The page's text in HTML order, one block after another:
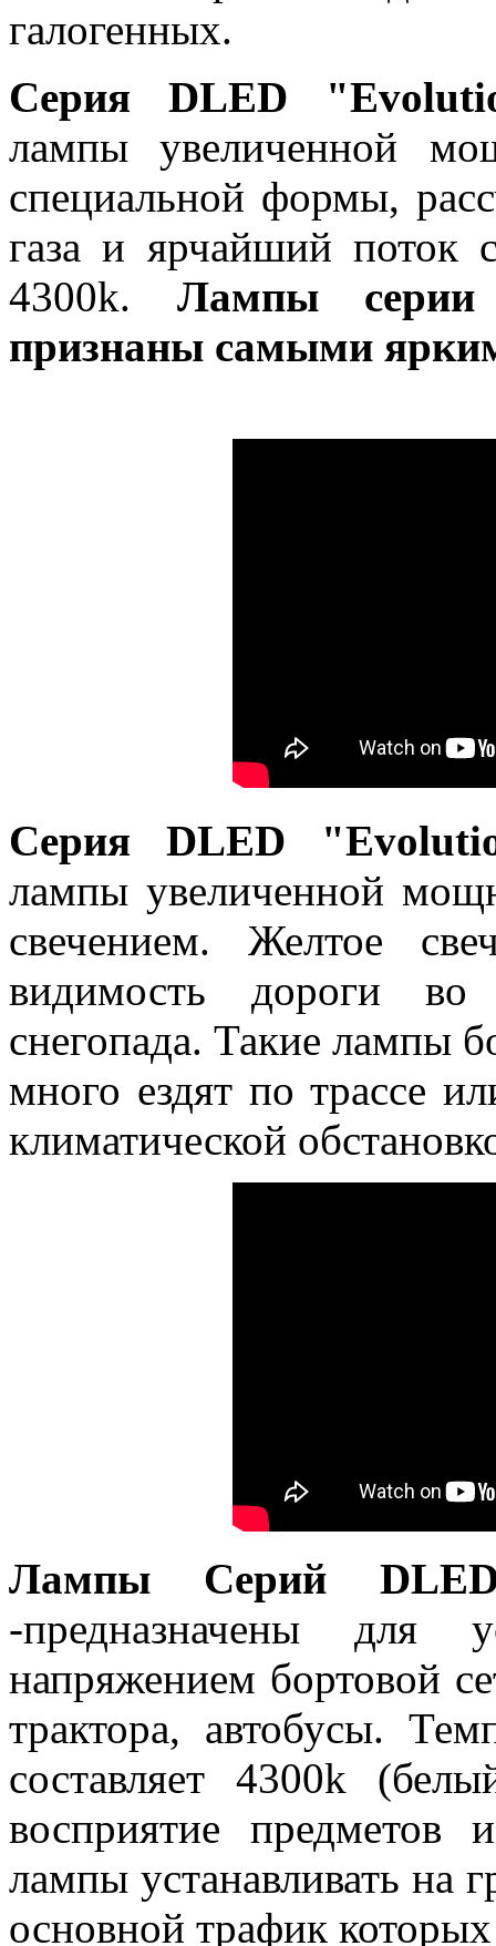
галогенных.
Серия DLED
лампы увеличенной
специальной формы,
газа и ярчайший поток
4300k. Лампы
признаны самыми
Серия DLED
лампы увеличенной
свечением. Желтое
видимость дороги
снегопада. Такие лампы
много ездят по трассе
климатической
Лампы Серий
-предназначены для
напряжением бортовой
трактора, автобусы.
составляет 4300k
восприятие
лампы устанавливать на
основной трафик